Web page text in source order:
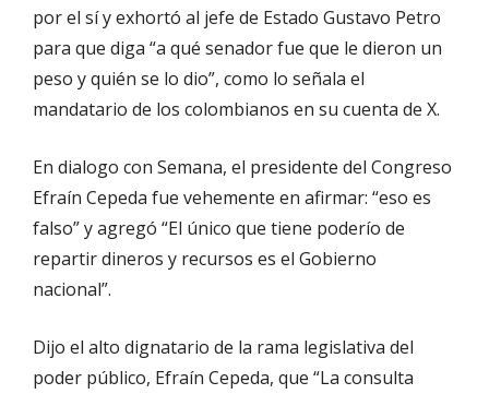
por el sí y exhortó al jefe de Estado Gustavo Petro
para que diga “a qué senador fue que le dieron un
peso y quién se lo dio”, como lo señala el
mandatario de los colombianos en su cuenta de X.
En dialogo con Semana, el presidente del Congreso
Efraín Cepeda fue vehemente en afirmar: “eso es
falso” y agregó “El único que tiene poderío de
repartir dineros y recursos es el Gobierno
nacional”.
Dijo el alto dignatario de la rama legislativa del
poder público, Efraín Cepeda, que “La consulta